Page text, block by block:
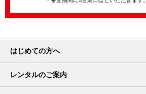
はじめての方へ
レンタルのご案内